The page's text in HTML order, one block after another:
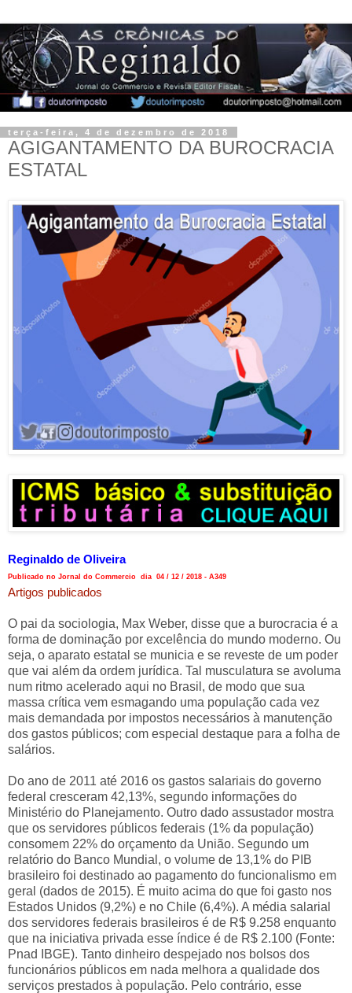
terça-feira, 4 de dezembro de 2018
AGIGANTAMENTO DA BUROCRACIA
ESTATAL
Reginaldo de Oliveira
Publicado no Jornal do Commercio dia 04 / 12 / 2018 - A349
Artigos publicados
O pai da sociologia, Max Weber, disse que a burocracia é a
forma de dominação por excelência do mundo moderno. Ou
seja, o aparato estatal se municia e se reveste de um poder
que vai além da ordem jurídica. Tal musculatura se avoluma
num ritmo acelerado aqui no Brasil, de modo que sua
massa crítica vem esmagando uma população cada vez
mais demandada por impostos necessários à manutenção
dos gastos públicos; com especial destaque para a folha de
salários.
Do ano de 2011 até 2016 os gastos salariais do governo
federal cresceram 42,13%, segundo informações do
Ministério do Planejamento. Outro dado assustador mostra
que os servidores públicos federais (1% da população)
consomem 22% do orçamento da União. Segundo um
relatório do Banco Mundial, o volume de 13,1% do PIB
brasileiro foi destinado ao pagamento do funcionalismo em
geral (dados de 2015). É muito acima do que foi gasto nos
Estados Unidos (9,2%) e no Chile (6,4%). A média salarial
dos servidores federais brasileiros é de R$ 9.258 enquanto
que na iniciativa privada esse índice é de R$ 2.100 (Fonte:
Pnad IBGE). Tanto dinheiro despejado nos bolsos dos
funcionários públicos em nada melhora a qualidade dos
serviços prestados à população. Pelo contrário, esse